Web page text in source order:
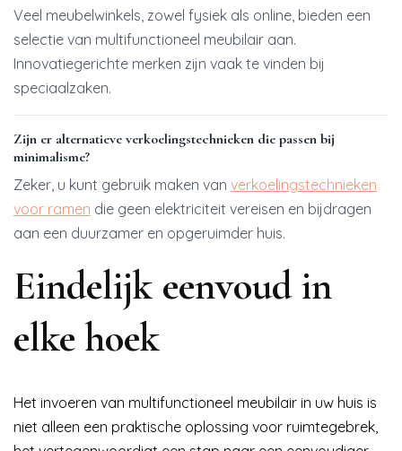
Veel meubelwinkels, zowel fysiek als online, bieden een
selectie van multifunctioneel meubilair aan.
Innovatiegerichte merken zijn vaak te vinden bij
speciaalzaken.
Zijn er alternatieve verkoelingstechnieken die passen bij
minimalisme?
Zeker, u kunt gebruik maken van verkoelingstechnieken
voor ramen die geen elektriciteit vereisen en bijdragen
aan een duurzamer en opgeruimder huis.
Eindelijk eenvoud in
elke hoek
Het invoeren van multifunctioneel meubilair in uw huis is
niet alleen een praktische oplossing voor ruimtegebrek,